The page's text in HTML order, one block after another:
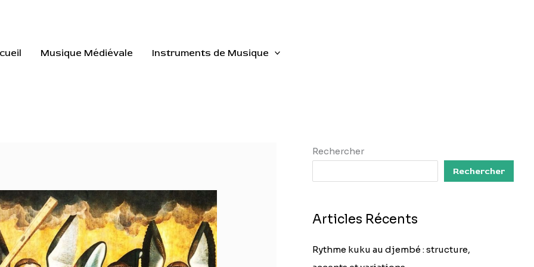
Musique Médiévale Instruments de Musique
Rechercher
Rechercher
Articles Récents
Rythme kuku au djembé : structure,